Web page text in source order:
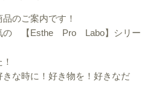
のご案内です！
の 【Esthe Pro Labo】シリー
な時に！好き物を！好きなだ